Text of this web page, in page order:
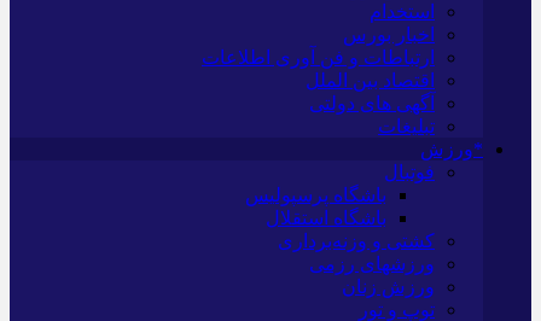
استخدام
اخبار بورس
ارتباطات و فن آوری اطلاعات
اقتصاد بین الملل
آگهی های دولتی
تبلیغات
*ورزش
فوتبال
باشگاه پرسپولیس
باشگاه استقلال
کشتی و وزنه‌برداری
ورزشهای رزمی
ورزش زنان
توپ و تور